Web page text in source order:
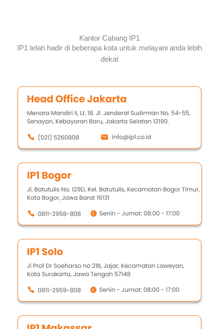
Kantor Cabang IP1
IP1 telah hadir di beberapa kota untuk melayani anda lebih
dekat